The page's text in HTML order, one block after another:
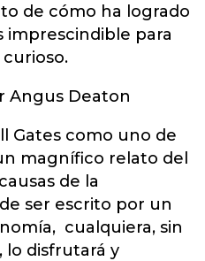
de cómo ha logrado
imprescindible para
Angus Deaton
Gates como uno de
magnífico relato del
de la
ser escrito por un
cualquiera, sin
lo disfrutará y